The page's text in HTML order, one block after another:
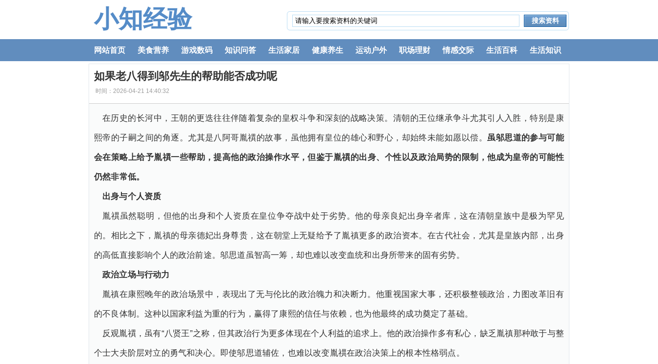
小知经验
网站首页 美食营养 游戏数码 知识问答 生活家居 健康养生 运动户外 职场理财 情感交际 生活百科 生活知识
如果老八得到邬先生的帮助能否成功呢
时间：2026-04-21 14:40:32
在历史的长河中，王朝的更迭往往伴随着复杂的皇权斗争和深刻的战略决策。清朝的王位继承争斗尤其引人入胜，特别是康
熙帝的子嗣之间的角逐。尤其是八阿哥胤禩的故事，虽他拥有皇位的雄心和野心，却始终未能如愿以偿。虽邬思道的参与可能
会在策略上给予胤禩一些帮助，提高他的政治操作水平，但鉴于胤禩的出身、个性以及政治局势的限制，他成为皇帝的可能性
仍然非常低。
出身与个人资质
胤禩虽然聪明，但他的出身和个人资质在皇位争夺战中处于劣势。他的母亲良妃出身辛者库，这在清朝皇族中是极为罕见
的。相比之下，胤禛的母亲德妃出身尊贵，这在朝堂上无疑给予了胤禛更多的政治资本。在古代社会，尤其是皇族内部，出身
的高低直接影响个人的政治前途。邬思道虽智高一筹，却也难以改变血统和出身所带来的固有劣势。
政治立场与行动力
胤禛在康熙晚年的政治场景中，表现出了无与伦比的政治魄力和决断力。他重视国家大事，还积极整顿政治，力图改革旧有
的不良体制。这种以国家利益为重的行为，赢得了康熙的信任与依赖，也为他最终的成功奠定了基础。
反观胤禩，虽有“八贤王”之称，但其政治行为更多体现在个人利益的追求上。他的政治操作多有私心，缺乏胤禛那种敢于与整
个士大夫阶层对立的勇气和决心。即使邬思道辅佐，也难以改变胤禩在政治决策上的根本性格弱点。